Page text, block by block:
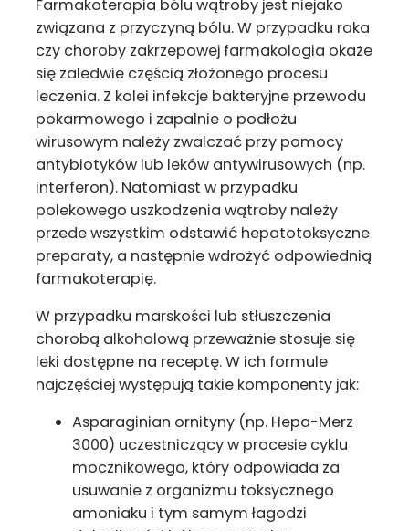
Farmakoterapia bólu wątroby jest niejako
związana z przyczyną bólu. W przypadku raka
czy choroby zakrzepowej farmakologia okaże
się zaledwie częścią złożonego procesu
leczenia. Z kolei infekcje bakteryjne przewodu
pokarmowego i zapalnie o podłożu
wirusowym należy zwalczać przy pomocy
antybiotyków lub leków antywirusowych (np.
interferon). Natomiast w przypadku
polekowego uszkodzenia wątroby należy
przede wszystkim odstawić hepatotoksyczne
preparaty, a następnie wdrożyć odpowiednią
farmakoterapię.
W przypadku marskości lub stłuszczenia
chorobą alkoholową przeważnie stosuje się
leki dostępne na receptę. W ich formule
najczęściej występują takie komponenty jak:
Asparaginian ornityny (np. Hepa-Merz
3000) uczestniczący w procesie cyklu
mocznikowego, który odpowiada za
usuwanie z organizmu toksycznego
amoniaku i tym samym łagodzi